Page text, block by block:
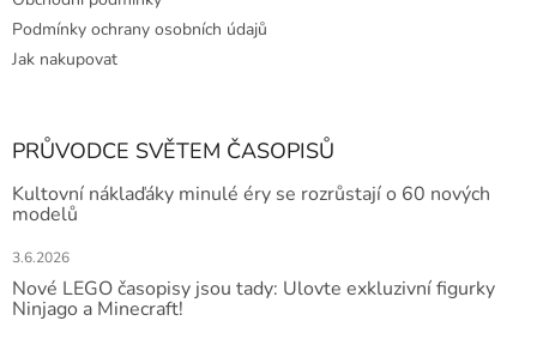
Podmínky ochrany osobních údajů
Jak nakupovat
PRŮVODCE SVĚTEM ČASOPISŮ
Kultovní náklaďáky minulé éry se rozrůstají o 60 nových
modelů
3.6.2026
Nové LEGO časopisy jsou tady: Ulovte exkluzivní figurky
Ninjago a Minecraft!